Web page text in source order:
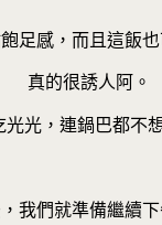
足感，而且這飯
真的很誘人阿。
光，連鍋巴都不
我們就準備繼續